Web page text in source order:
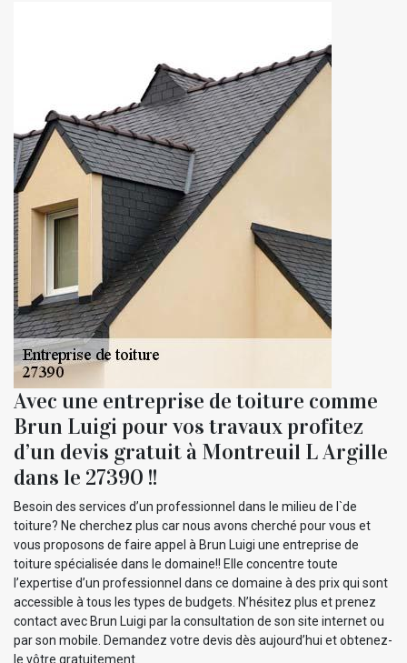
Avec une entreprise de toiture comme
Brun Luigi pour vos travaux profitez
d’un devis gratuit à Montreuil L Argille
dans le 27390 !!
Besoin des services d’un professionnel dans le milieu de l`de
toiture? Ne cherchez plus car nous avons cherché pour vous et
vous proposons de faire appel à Brun Luigi une entreprise de
toiture spécialisée dans le domaine!! Elle concentre toute
l’expertise d’un professionnel dans ce domaine à des prix qui sont
accessible à tous les types de budgets. N’hésitez plus et prenez
contact avec Brun Luigi par la consultation de son site internet ou
par son mobile. Demandez votre devis dès aujourd’hui et obtenez-
le vôtre gratuitement.